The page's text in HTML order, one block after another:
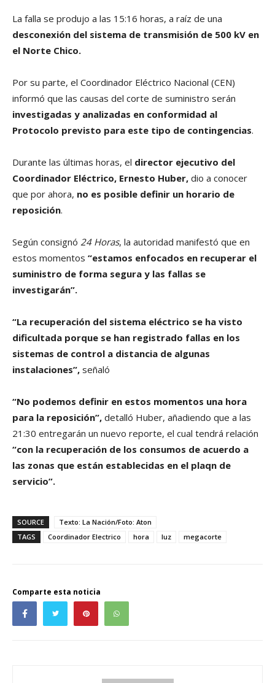
La falla se produjo a las 15:16 horas, a raíz de una
desconexión del sistema de transmisión de 500 kV en
el Norte Chico.
Por su parte, el Coordinador Eléctrico Nacional (CEN)
informó que las causas del corte de suministro serán
investigadas y analizadas en conformidad al
Protocolo previsto para este tipo de contingencias.
Durante las últimas horas, el director ejecutivo del
Coordinador Eléctrico, Ernesto Huber, dio a conocer
que por ahora, no es posible definir un horario de
reposición.
Según consignó 24 Horas, la autoridad manifestó que en
estos momentos “estamos enfocados en recuperar el
suministro de forma segura y las fallas se
investigarán”.
“La recuperación del sistema eléctrico se ha visto
dificultada porque se han registrado fallas en los
sistemas de control a distancia de algunas
instalaciones”, señaló
“No podemos definir en estos momentos una hora
para la reposición”, detalló Huber, añadiendo que a las
21:30 entregarán un nuevo reporte, el cual tendrá relación
“con la recuperación de los consumos de acuerdo a
las zonas que están establecidas en el plaqn de
servicio”.
SOURCE
Texto: La Nación/Foto: Aton
TAGS
Coordinador Electrico hora luz megacorte
Comparte esta noticia